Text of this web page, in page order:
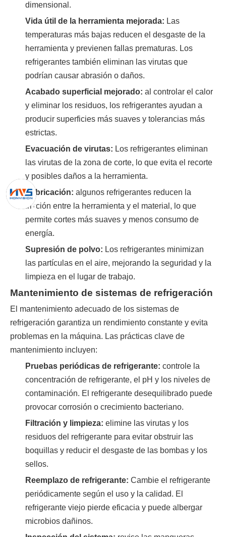
dimensional.
Vida útil de la herramienta mejorada: Las
temperaturas más bajas reducen el desgaste de la
herramienta y previenen fallas prematuras. Los
refrigerantes también eliminan las virutas que
podrían causar abrasión o daños.
Acabado superficial mejorado: al controlar el calor
y eliminar los residuos, los refrigerantes ayudan a
producir superficies más suaves y tolerancias más
estrictas.
Evacuación de virutas: Los refrigerantes eliminan
las virutas de la zona de corte, lo que evita el recorte
y posibles daños a la herramienta.
Lubricación: algunos refrigerantes reducen la
fricción entre la herramienta y el material, lo que
permite cortes más suaves y menos consumo de
energía.
Supresión de polvo: Los refrigerantes minimizan
las partículas en el aire, mejorando la seguridad y la
limpieza en el lugar de trabajo.
Mantenimiento de sistemas de refrigeración
El mantenimiento adecuado de los sistemas de
refrigeración garantiza un rendimiento constante y evita
problemas en la máquina. Las prácticas clave de
mantenimiento incluyen:
Pruebas periódicas de refrigerante: controle la
concentración de refrigerante, el pH y los niveles de
contaminación. El refrigerante desequilibrado puede
provocar corrosión o crecimiento bacteriano.
Filtración y limpieza: elimine las virutas y los
residuos del refrigerante para evitar obstruir las
boquillas y reducir el desgaste de las bombas y los
sellos.
Reemplazo de refrigerante: Cambie el refrigerante
periódicamente según el uso y la calidad. El
refrigerante viejo pierde eficacia y puede albergar
microbios dañinos.